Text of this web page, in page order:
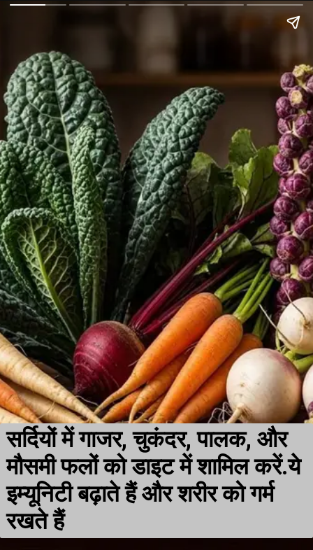
सर्दियों में गाजर, चुकंदर, पालक, और
मौसमी फलों को डाइट में शामिल करें.ये
इम्यूनिटी बढ़ाते हैं और शरीर को गर्म
रखते हैं